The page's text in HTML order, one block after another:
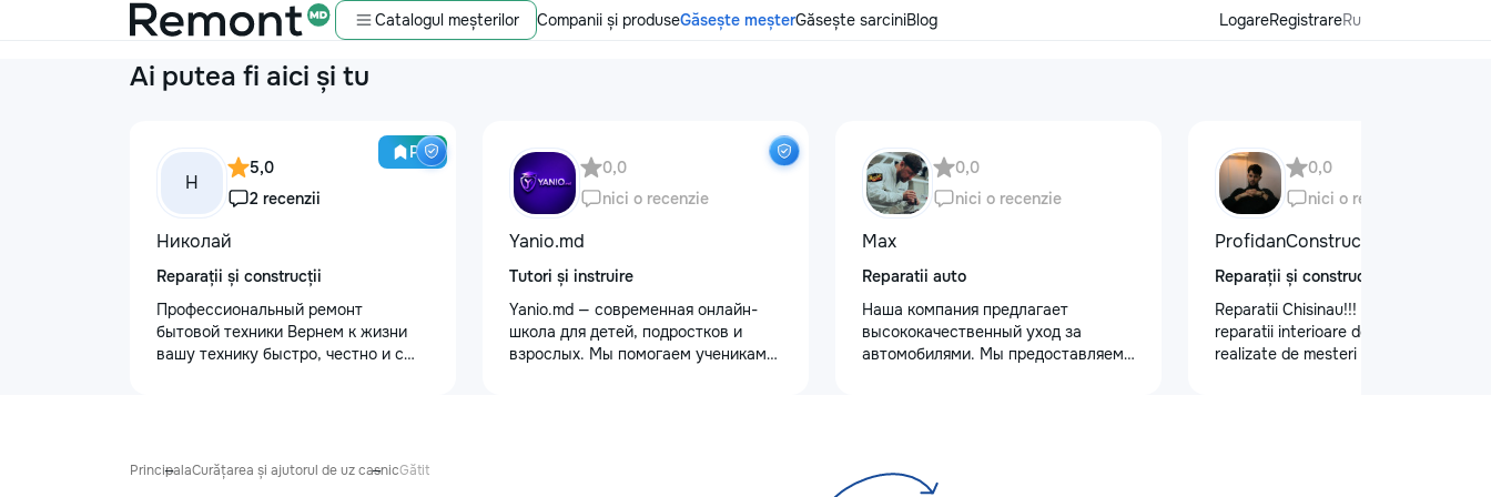
Catalogul meșterilor Companii și produseGăsește meșterGăsește sarciniBlog LogareRegistrareRu
Ai putea fi aici și tu
Pro
Н
5,0
2 recenzii
Николай
Reparații și construcții
Профессиональный ремонт
бытовой техники Вернем к жизни
вашу технику быстро, честно и с
течение 1–2 часов после заявки. 📉
0,0
nici o recenzie
Yanio.md
Tutori și instruire
Yanio.md — современная онлайн-
школа для детей, подростков и
взрослых. Мы помогаем ученикам
0,0
nici o recenzie
Max
Reparatii auto
Наша компания предлагает
высококачественный уход за
автомобилями. Мы предоставляем
защитными пленками, полировку
0,0
nici o recenzie
ProfidanConstruct
Reparații și construcții
Reparatii Chisinau!!! Oferim servicii de
reparatii interioare de calitate,
realizate de mesteri cu experienta.
PrincipalaCurățarea și ajutorul de uz casnicGătit